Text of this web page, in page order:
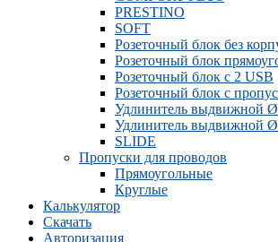
PRESTINO
SOFT
Розеточный блок без
Розеточный блок
Розеточный блок с 2 USB
Розеточный блок с
Удлинитель выдвижной
Удлинитель выдвижной
SLIDE
Пропуски для проводов
Прямоугольные
Круглые
Калькулятор
Скачать
Авторизация